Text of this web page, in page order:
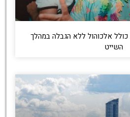
אלכוהול ללא הגבלה במהלך
השייט